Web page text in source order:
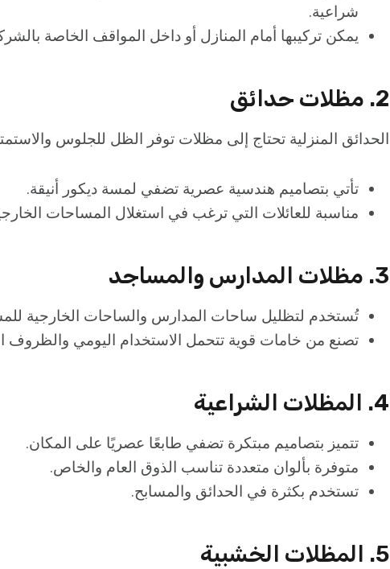
شراعية.
يمكن تركيبها أمام المنازل أو داخل المواقف الخاصة
2. مظلات حدائق
الحدائق المنزلية تحتاج إلى مظلات توفر الظل للجلوس
تأتي بتصاميم هندسية عصرية تضفي لمسة ديكور أنيقة.
مناسبة للعائلات التي ترغب في استغلال المساحات
3. مظلات المدارس والمساجد
تُستخدم لتظليل ساحات المدارس والساحات الخارجية
تصنع من خامات قوية تتحمل الاستخدام اليومي والظروف
4. المظلات الشراعية
تتميز بتصاميم مبتكرة تضفي طابعًا عصريًا على المكان.
متوفرة بألوان متعددة تناسب الذوق العام والخاص.
تستخدم بكثرة في الحدائق والمسابح.
5. المظلات الخشبية